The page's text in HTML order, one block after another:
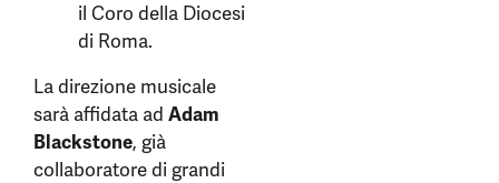
il Coro della Diocesi
di Roma.
La direzione musicale
sarà affidata ad Adam
Blackstone, già
collaboratore di grandi